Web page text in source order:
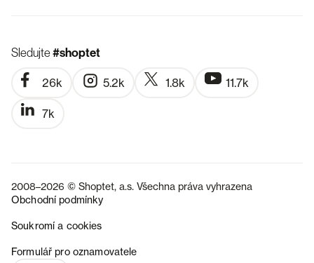
Sledujte#shoptet
26k 5.2k 1.8k 11.7k
7k
2008–2026 © Shoptet, a.s. Všechna práva vyhrazena
Obchodní podmínky
Soukromí a cookies
Formulář pro oznamovatele